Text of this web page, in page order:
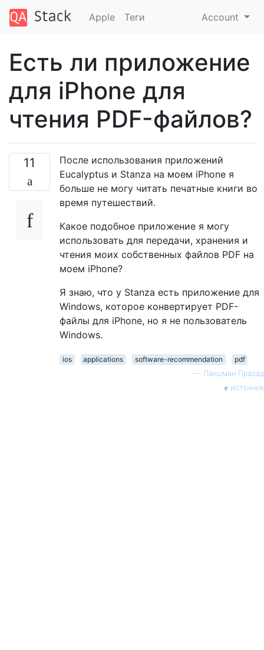
Apple Теги Account
Есть ли приложение
для iPhone для
чтения PDF-файлов?
11
После использования приложений
Eucalyptus и Stanza на моем iPhone я
больше не могу читать печатные книги во
время путешествий.
Какое подобное приложение я могу
использовать для передачи, хранения и
чтения моих собственных файлов PDF на
моем iPhone?
Я знаю, что у Stanza есть приложение для
Windows, которое конвертирует PDF-
файлы для iPhone, но я не пользователь
Windows.
ios applications software-recommendation
pdf
— Лакшман Прасад
источник